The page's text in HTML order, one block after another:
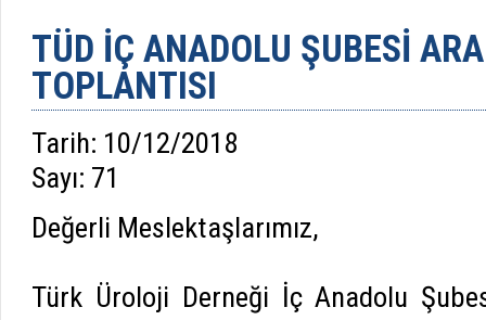
TÜD İÇ ANADOLU ŞUBESİ
TOPLANTISI
Tarih: 10/12/2018
Sayı: 71
Değerli Meslektaşlarımız,
Türk Üroloji Derneği İç Anadolu